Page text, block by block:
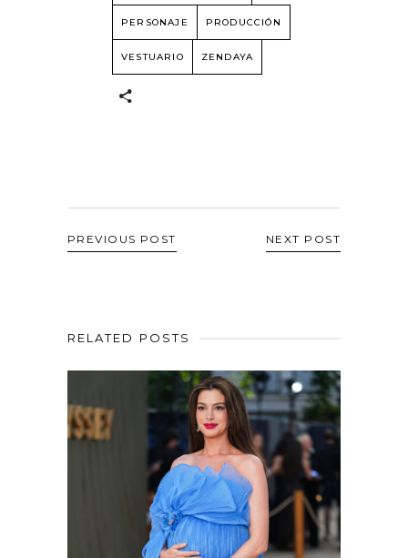
PERSONAJE PRODUCCIÓN
VESTUARIO ZENDAYA
PREVIOUS POST NEXT POST
RELATED POSTS